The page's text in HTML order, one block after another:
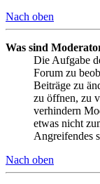
Nach oben
Was sind
Die Aufgabe
Forum zu
Beiträge zu
zu öffnen, zu
verhindern
etwas nicht
Angreifendes
Nach oben